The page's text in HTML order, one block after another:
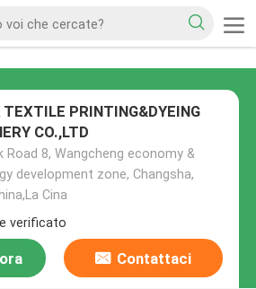
TEXTILE PRINTING&DYEING
CO.,LTD
Road 8, Wangcheng economy &
development zone, Changsha,
Cina
verificato
Contattaci